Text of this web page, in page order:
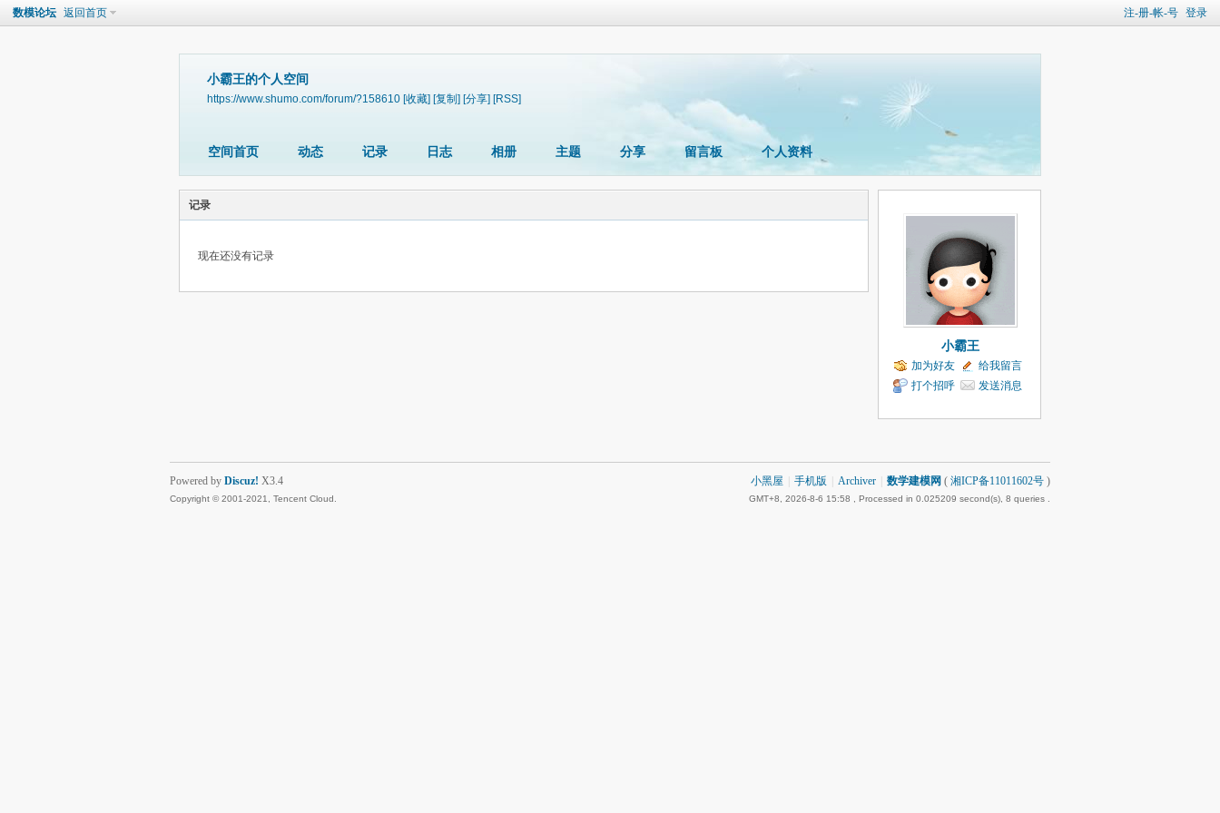
注-册-帐-号 登录
数模论坛 返回首页
小霸王的个人空间
https://www.shumo.com/forum/?158610 [收藏] [复制] [分享] [RSS]
空间首页 动态 记录 日志 相册 主题 分享 留言板 个人资料
记录
现在还没有记录
小霸王
加为好友
给我留言
打个招呼
发送消息
小黑屋 手机版 Archiver 数学建模网 ( 湘ICP备11011602号 )
GMT+8, 2026-8-6 15:58 , Processed in 0.025209 second(s), 8 queries .
Powered by Discuz! X3.4
Copyright © 2001-2021, Tencent Cloud.